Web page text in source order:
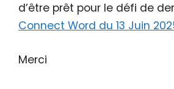
d’être prêt pour le défi de
Connect Word du 13 Juin
Merci